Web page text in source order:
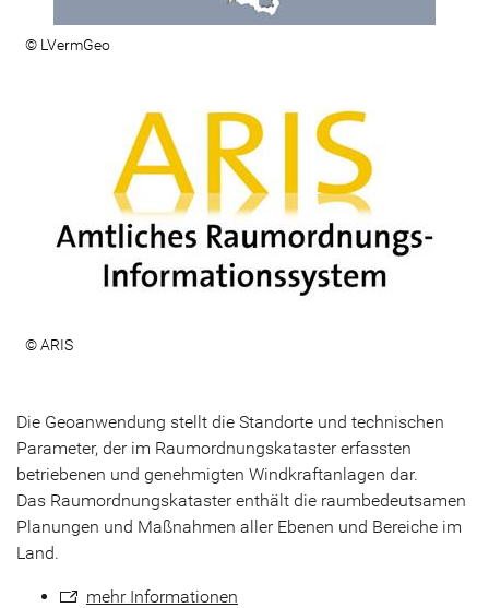
© LVermGeo
© ARIS
Die Geoanwendung stellt die Standorte und technischen
Parameter, der im Raumordnungskataster erfassten
betriebenen und genehmigten Windkraftanlagen dar.
Das Raumordnungskataster enthält die raumbedeutsamen
Planungen und Maßnahmen aller Ebenen und Bereiche im
Land.
mehr Informationen